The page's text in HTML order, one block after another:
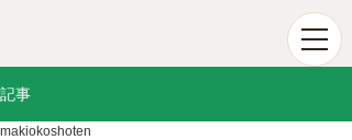
記事
makiokoshoten